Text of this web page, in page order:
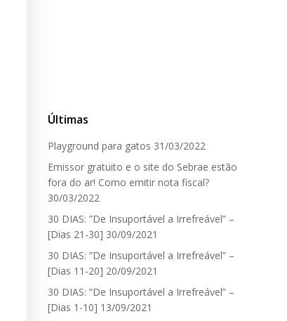
Últimas
Playground para gatos 31/03/2022
Emissor gratuito e o site do Sebrae estão
fora do ar! Como emitir nota fiscal?
30/03/2022
30 DIAS: ”De Insuportável a Irrefreável” –
[Dias 21-30] 30/09/2021
30 DIAS: ”De Insuportável a Irrefreável” –
[Dias 11-20] 20/09/2021
30 DIAS: ”De Insuportável a Irrefreável” –
[Dias 1-10] 13/09/2021